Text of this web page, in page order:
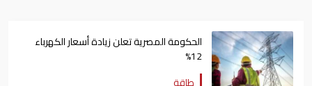
الحكومة المصرية تعلن زيادة أسعار الكهرباء
12%
طاقة